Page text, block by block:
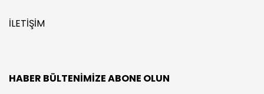
İLETIŞIM
HABER BÜLTENIMIZE ABONE OLUN